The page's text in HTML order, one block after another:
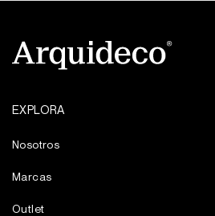
EXPLORA
Nosotros
Marcas
Outlet